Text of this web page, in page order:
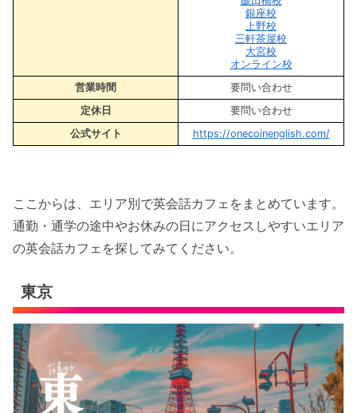
銀座校
上野校
三軒茶屋校
大宮校
オンライン校
営業時間
要問い合わせ
定休日
要問い合わせ
公式サイト
https://onecoinenglish.com/
ここからは、エリア別で英会話カフェをまとめています。
通勤・通学の途中やお休みの日にアクセスしやすいエリア
の英会話カフェを探してみてください。
東京